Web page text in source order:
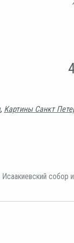
, Картины Санкт
собор